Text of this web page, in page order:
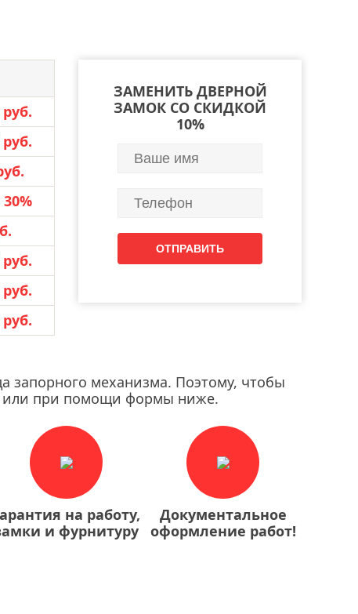
ЗАМЕНИТЬ ДВЕРНОЙ
ЗАМОК СО СКИДКОЙ
10%
запорного механизма. Поэтому, чтобы
или при помощи формы ниже.
на работу,
и фурнитуру
Документальное
оформление работ!